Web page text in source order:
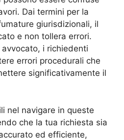
Dai termini per la
giurisdizionali, il
e non tollera errori.
i richiedenti
errori procedurali che
significativamente il
nel navigare in queste
che la tua richiesta sia
ed efficiente,